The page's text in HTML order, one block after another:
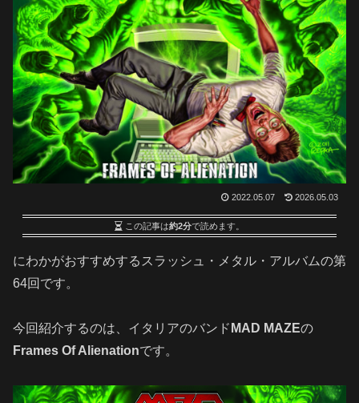
2022.05.07 2026.05.03
この記事は約2分で読めます。
にわかがおすすめするスラッシュ・メタル・アルバムの第
64回です。
今回紹介するのは、イタリアのバンド MAD MAZEの
Frames Of Alienationです。